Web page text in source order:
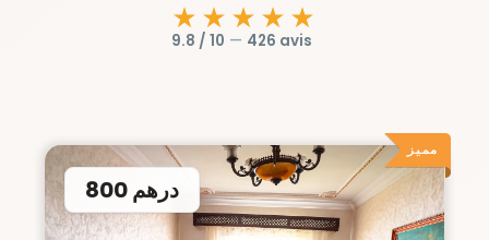
★★★★★
9.8 / 10 — 426 avis
مميز
800 درهم